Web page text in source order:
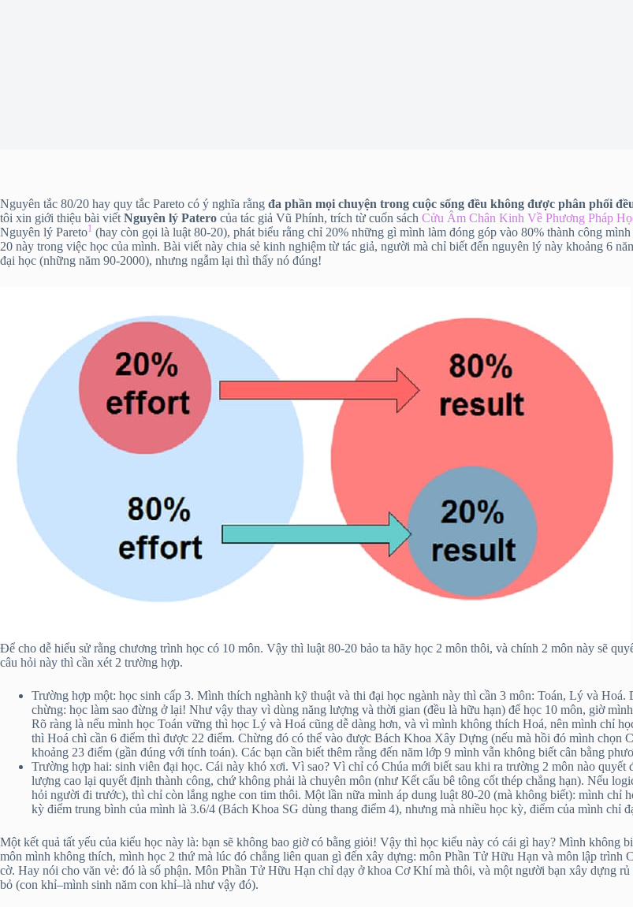
​Nguyên tắc 80/20 hay quy tắc Pareto có ý nghĩa rằng đa phần mọi chuyện trong cuộc sống đều không được phân phối
tôi xin giới thiệu bài viết Nguyên lý Patero của tác giả Vũ Phính, trích từ cuốn sách Cửu Âm Chân Kinh Về Phương Pháp
Nguyên lý Pareto1 (hay còn gọi là luật 80-20), phát biểu rằng chỉ 20% những gì mình làm đóng góp vào 80% thành công
20 này trong việc học của mình. Bài viết này chia sẻ kinh nghiệm từ tác giả, người mà chỉ biết đến nguyên lý này khoảng 6
đại học (những năm 90-2000), nhưng ngẫm lại thì thấy nó đúng!
Để cho dễ hiểu sử rằng chương trình học có 10 môn. Vậy thì luật 80-20 bảo ta hãy học 2 môn thôi, và chính 2 môn này sẽ
câu hỏi này thì cần xét 2 trường hợp.
Trường hợp một: học sinh cấp 3. Mình thích nghành kỹ thuật và thi đại học ngành này thì cần 3 môn: Toán, Lý và
chừng: học làm sao đừng ở lại! Như vậy thay vì dùng năng lượng và thời gian (đều là hữu hạn) để học 10 môn, giờ
Rõ ràng là nếu mình học Toán vững thì học Lý và Hoá cũng dễ dàng hơn, và vì mình không thích Hoá, nên mình chỉ
thì Hoá chì cần 6 điểm thì được 22 điểm. Chừng đó có thể vào được Bách Khoa Xây Dựng (nếu mà hồi đó mình
khoảng 23 điểm (gần đúng với tính toán). Các bạn cần biết thêm rằng đến năm lớp 9 mình vẫn không biết cân bằng
Trường hợp hai: sinh viên đại học. Cái này khó xơi. Vì sao? Vì chỉ có Chúa mới biết sau khi ra trường 2 môn nào
lượng cao lại quyết định thành công, chứ không phải là chuyên môn (như Kết cấu bê tông cốt thép chẳng hạn). Nếu
hỏi người đi trước), thì chỉ còn lắng nghe con tim thôi. Một lần nữa mình áp dung luật 80-20 (mà không biết): mình chỉ
kỳ điểm trung bình của mình là 3.6/4 (Bách Khoa SG dùng thang điểm 4), nhưng mà nhiều học kỳ, điểm của mình chỉ
Một kết quả tất yếu của kiểu học này là: bạn sẽ không bao giờ có bằng giỏi! Vậy thì học kiểu này có cái gì hay? Mình
môn mình không thích, mình học 2 thứ mà lúc đó chẳng liên quan gì đến xây dựng: môn Phần Tử Hữu Hạn và môn lập
cờ. Hay nói cho văn vẻ: đó là số phận. Môn Phần Tử Hữu Hạn chỉ dạy ở khoa Cơ Khí mà thôi, và một người bạn xây
bỏ (con khỉ–mình sinh năm con khỉ–là như vậy đó).